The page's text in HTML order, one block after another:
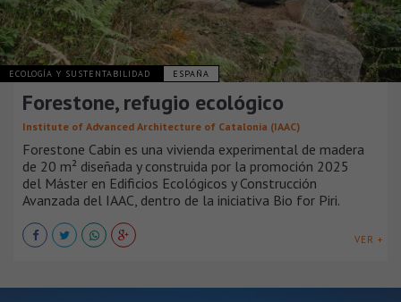
ECOLOGÍA Y SUSTENTABILIDAD ESPAÑA
Forestone, refugio ecológico
Institute of Advanced Architecture of Catalonia (IAAC)
Forestone Cabin es una vivienda experimental de madera
de 20 m² diseñada y construida por la promoción 2025
del Máster en Edificios Ecológicos y Construcción
Avanzada del IAAC, dentro de la iniciativa Bio for Piri.
VER +